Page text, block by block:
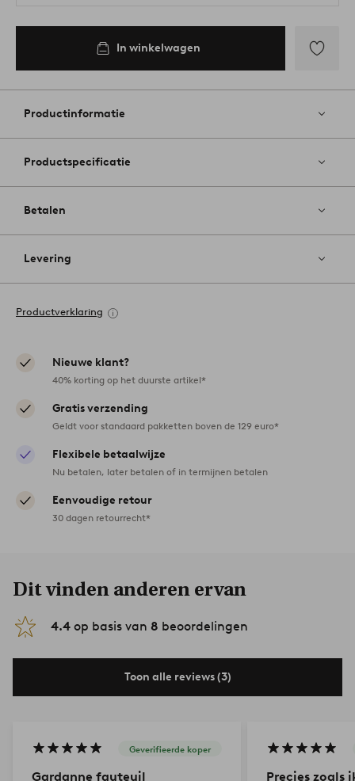
In winkelwagen
aan
Productinformatie
Productspecificatie
Betalen
Levering
Productverklaring
Nieuwe klant?
40% korting op het duurste artikel*
Gratis verzending
Geldt voor standaard pakketten boven de 129 euro*
Flexibele betaalwijze
Nu betalen, later betalen of in termijnen betalen
Eenvoudige retour
30 dagen retourrecht*
Dit vinden anderen ervan
4.4 op basis van 8 beoordelingen
Toon alle reviews (3)
Geverifieerde koper
Gardanne fauteuil Precies zoals